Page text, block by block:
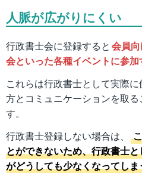
人脈が広がりにくい
行政書士会に登録すると 会員
会といった各種イベントに参
これらは行政書士として実際
方とコミュニケーションを取
す。
行政書士登録しない場合は、
とができないため、行政書士
がどうしても少なくなってしま